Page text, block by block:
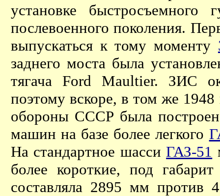
установке быстросъемного
послевоенного поколения.
выпускаться к тому моменту
заднего моста была
тягача Ford Maultier. ЗИС
поэтому вскоре, в том же
обороны СССР была
машин на базе более легкого
На стандартное шасси ГАЗ-51
более короткие, под
составляла 2895 мм против